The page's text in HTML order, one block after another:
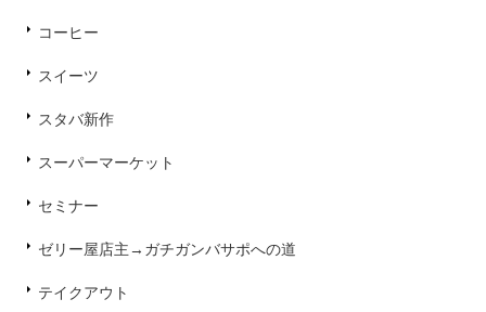
コーヒー
スイーツ
スタバ新作
スーパーマーケット
セミナー
ゼリー屋店主→ガチガンバサポへの道
テイクアウト